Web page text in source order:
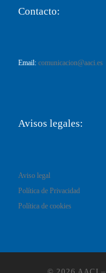
Contacto:
Email: comunicacion@aaci.es
Avisos legales:
Aviso legal
Política de Privacidad
Política de cookies